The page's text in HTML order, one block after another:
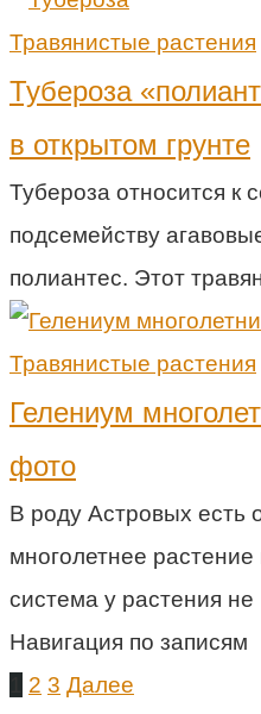
Травянистые растения
Тубероза
в открытом грунте
Тубероза относится к
подсемейству
полиантес. Этот
Травянистые растения
Гелениум
фото
В роду Астровых есть
многолетнее
система у растения не
Навигация по записям
2 3 Далее